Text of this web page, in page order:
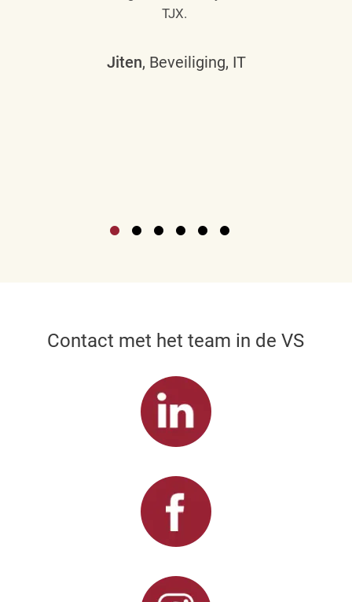
TJX.
Jiten, Beveiliging, IT
Contact met het team in de VS